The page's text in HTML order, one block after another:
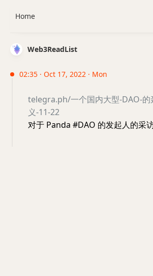
Web3ReadList
02:35 · Oct 17, 2022 · Mon
telegra.ph/一个国内大型-DAO-的
义-11-22
对于 Panda #DAO 的发起人的采
Home